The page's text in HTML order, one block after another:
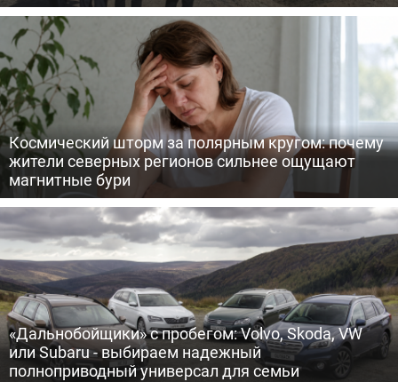
Космический шторм за полярным кругом: почему
жители северных регионов сильнее ощущают
магнитные бури
«Дальнобойщики» с пробегом: Volvo, Skoda, VW
или Subaru - выбираем надежный
полноприводный универсал для семьи